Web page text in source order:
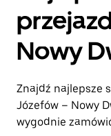
Nowy
Znajdź najlepsze
Józefów – Nowy
wygodnie